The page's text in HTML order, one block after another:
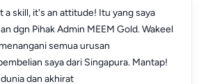
a skill, it's an attitude! Itu yang saya
dgn Pihak Admin MEEM Gold. Wakeel
semua urusan
saya dari Singapura. Mantap!
dan akhirat